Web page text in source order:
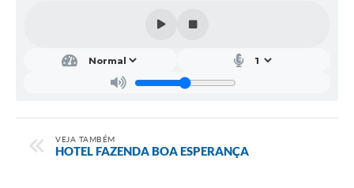
VEJA TAMBÉM
HOTEL FAZENDA BOA ESPERANÇA